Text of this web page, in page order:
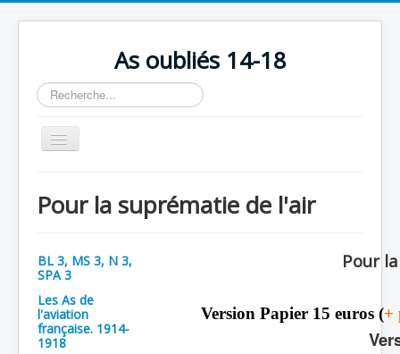
As oubliés 14-18
Rechercher
Basculer
la
Chronologie
Organisation
Avions
Personnels
Pour la suprématie de l'air
BL 3, MS 3, N 3,
SPA 3
Les As de
l'aviation
française. 1914-
1918
Pour
Version Papier 15 euros (+